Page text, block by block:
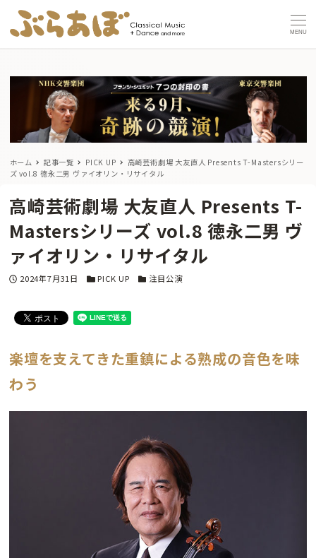
MENU
ホーム 記事一覧 PICK UP
高崎芸術劇場 大友直人 Presents T-Mastersシリー
ズ vol.8 徳永二男 ヴァイオリン・リサイタル
高崎芸術劇場 大友直人 Presents T-
Mastersシリーズ vol.8 徳永二男 ヴ
ァイオリン・リサイタル
投稿日
2024年7月31日 カテゴリー
PICK UP カテゴリー
注目公演
楽壇を支えてきた重鎮による熟成の音色を味
わう